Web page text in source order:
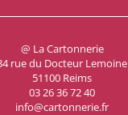
@ La Cartonnerie
rue du Docteur Lemoine
51100 Reims
03 26 36 72 40
info@cartonnerie.fr